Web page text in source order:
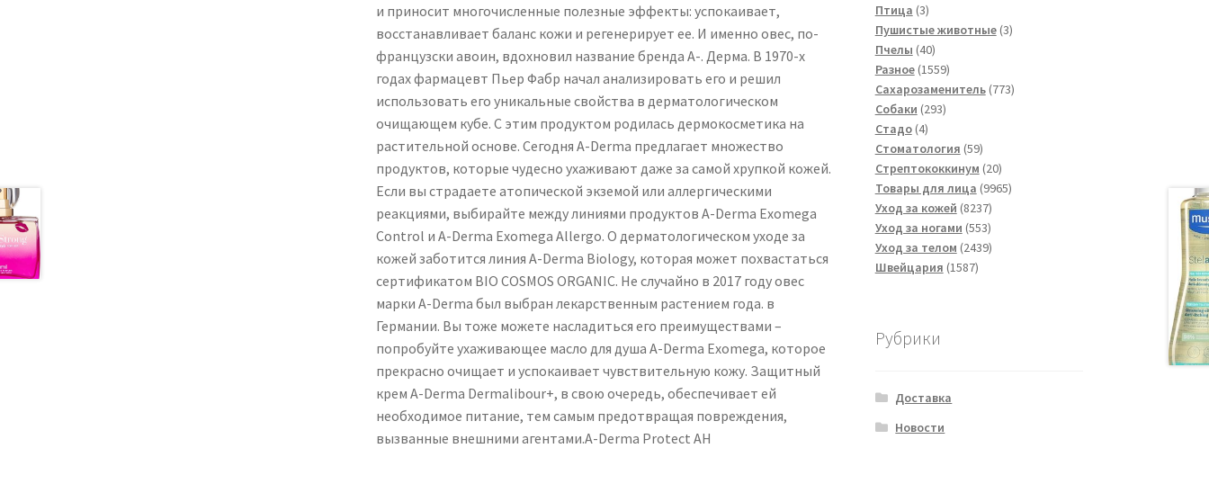
и приносит многочисленные полезные эффекты: успокаивает,
восстанавливает баланс кожи и регенерирует ее. И именно овес, по-
французски авоин, вдохновил название бренда A-. Дерма. В 1970-х
годах фармацевт Пьер Фабр начал анализировать его и решил
использовать его уникальные свойства в дерматологическом
очищающем кубе. С этим продуктом родилась дермокосметика на
растительной основе. Сегодня A-Derma предлагает множество
продуктов, которые чудесно ухаживают даже за самой хрупкой кожей.
Если вы страдаете атопической экземой или аллергическими
реакциями, выбирайте между линиями продуктов A-Derma Exomega
Control и A-Derma Exomega Allergo. О дерматологическом уходе за
кожей заботится линия A-Derma Biology, которая может похвастаться
сертификатом BIO COSMOS ORGANIC. Не случайно в 2017 году овес
марки A-Derma был выбран лекарственным растением года. в
Германии. Вы тоже можете насладиться его преимуществами –
попробуйте ухаживающее масло для душа A-Derma Exomega, которое
прекрасно очищает и успокаивает чувствительную кожу. Защитный
крем A-Derma Dermalibour+, в свою очередь, обеспечивает ей
необходимое питание, тем самым предотвращая повреждения,
вызванные внешними агентами.A-Derma Protect AH
Птица 33
товара
Пушистые животные 33
Пчелы 4040
товаров
Разное 15591559
товаров
Сахарозаменитель 773773
Собаки 293293
Стадо 44
товара
Стоматология 5959
товаров
Стрептококкинум 2020
товаров
Товары для лица 99659965
Уход за кожей 82378237
товаров
Уход за ногами 553553
товара
Уход за телом 24392439
Швейцария 15871587
Рубрики
Доставка
Новости